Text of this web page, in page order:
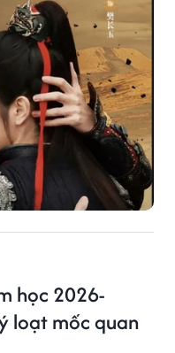
học 2026-
loạt mốc quan